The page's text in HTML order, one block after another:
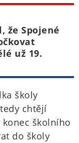
že Spojené
už 19.
školy
chtějí
školního
do školy